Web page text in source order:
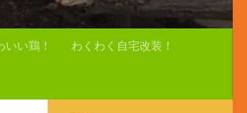
いい鶏！ わくわく自宅改装！